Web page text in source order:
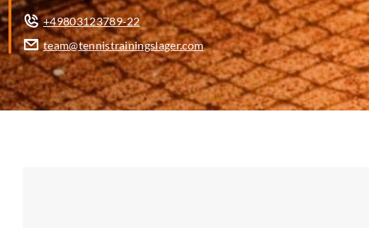
+49803123789-22
team@tennistrainingslager.com